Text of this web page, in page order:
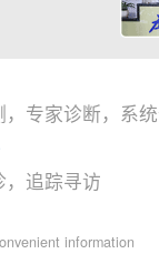
，专家诊断，系
，追踪寻访
information